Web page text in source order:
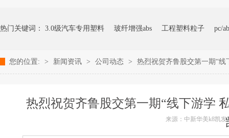
热门关键词： 3.0级汽车专用塑料 玻纤增强abs 工程塑料粒子 pc/
您的位置: > 新闻资讯 > 公司动态 > 热烈祝贺齐鲁股交第一期“
热烈祝贺齐鲁股交第一期“线下游学
来源：中新华美k8凯